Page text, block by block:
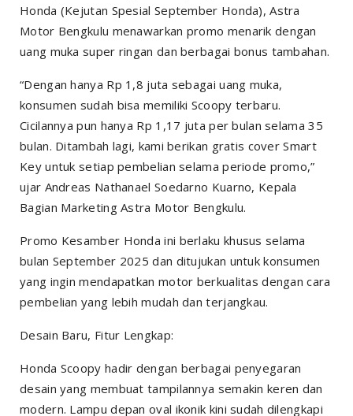
Honda (Kejutan Spesial September Honda), Astra
Motor Bengkulu menawarkan promo menarik dengan
uang muka super ringan dan berbagai bonus tambahan.
“Dengan hanya Rp 1,8 juta sebagai uang muka,
konsumen sudah bisa memiliki Scoopy terbaru.
Cicilannya pun hanya Rp 1,17 juta per bulan selama 35
bulan. Ditambah lagi, kami berikan gratis cover Smart
Key untuk setiap pembelian selama periode promo,”
ujar Andreas Nathanael Soedarno Kuarno, Kepala
Bagian Marketing Astra Motor Bengkulu.
Promo Kesamber Honda ini berlaku khusus selama
bulan September 2025 dan ditujukan untuk konsumen
yang ingin mendapatkan motor berkualitas dengan cara
pembelian yang lebih mudah dan terjangkau.
Desain Baru, Fitur Lengkap:
Honda Scoopy hadir dengan berbagai penyegaran
desain yang membuat tampilannya semakin keren dan
modern. Lampu depan oval ikonik kini sudah dilengkapi